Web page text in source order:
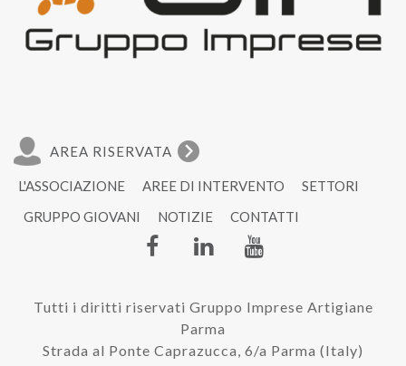
AREA RISERVATA
L'ASSOCIAZIONE AREE DI INTERVENTO
SETTORI
GRUPPO GIOVANI
NOTIZIE CONTATTI
Tutti i diritti riservati Gruppo Imprese Artigiane
Parma
Strada al Ponte Caprazucca, 6/a Parma (Italy)